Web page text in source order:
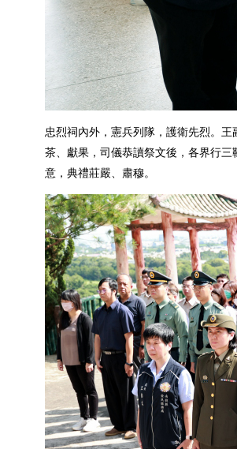
忠烈祠內外，憲兵列隊，護衛先烈。
茶、獻果，司儀恭讀祭文後，各界行
意，典禮莊嚴、肅穆。